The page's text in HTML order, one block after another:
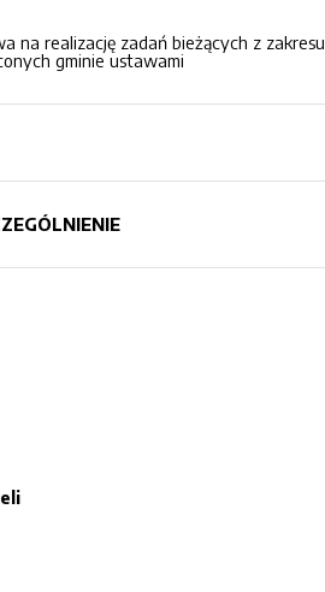
na realizację zadań bieżących z zakresu
gminie ustawami